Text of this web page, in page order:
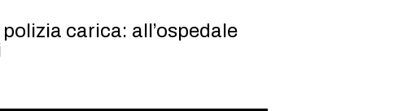
carica: all’ospedale